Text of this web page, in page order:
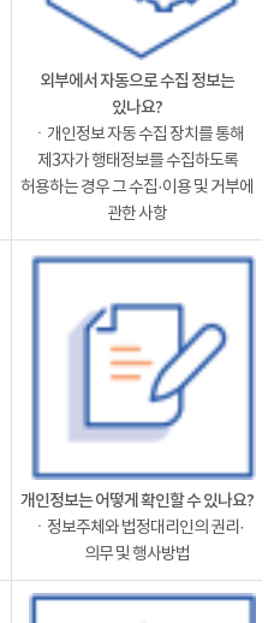
외부에서 자동으로 수집 정보는
있나요?
ㆍ개인정보 자동 수집 장치를 통해
제3자가 행태정보를 수집하도록
허용하는 경우 그 수집·이용 및 거부에
관한 사항
개인정보는 어떻게 확인할 수 있나요?
ㆍ정보주체와 법정대리인의 권리·
의무 및 행사방법